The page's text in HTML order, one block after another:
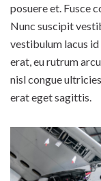
posuere et. Fusce
Nunc suscipit
vestibulum lacus
erat, eu rutrum
nisl congue
erat eget sagittis.